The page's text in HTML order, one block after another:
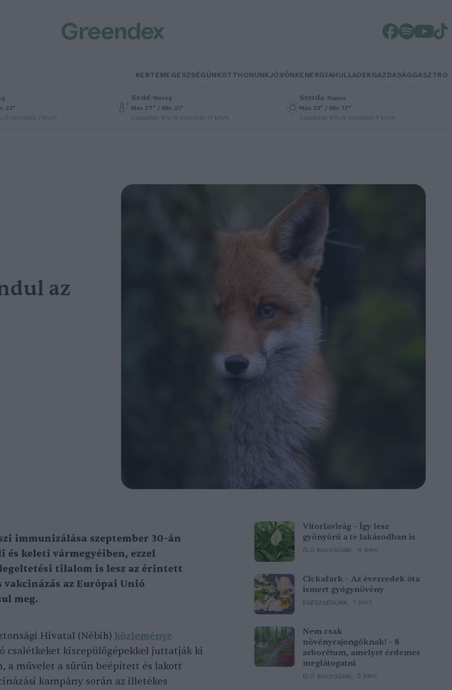
KERTEMEGÉSZSÉGÜNKOTTHONUNKJÖVŐNKENERGIAHULLADÉKGAZDASÁGGASZTRO
22°
(0 mm)Szél: 7 km/h
Kedd–Meleg
Max 37° / Min 21°
Csapadék: 0% (0 mm)Szél: 13 km/h
Szerda–Napos
Max 33° / Min 17°
Csapadék: 0% (0 mm)Szél: 9 km/h
az
immunizálása szeptember 30-án
és keleti vármegyéiben, ezzel
tilalom is lesz az érintett
vakcinázás az Európai Unió
meg.
Hivatal (Nébih) közleménye
csalétkeket kisrepülőgépekkel juttatják ki
a művelet a sűrűn beépített és lakott
kampány során az illetékes
Vitorlavirág – Így lesz
gyönyörű a te lakásodban is
ÉLŐ BOLYGÓNK 4 perc
Cickafark – Az évezredek óta
ismert gyógynövény
EGÉSZSÉGÜNK 1 perc
Nem csak
növényrajongóknak! – 8
arborétum, amelyet érdemes
meglátogatni
ÉLŐ BOLYGÓNK 5 perc